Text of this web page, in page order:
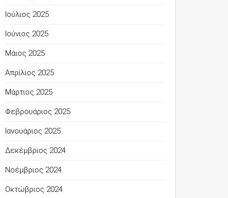
Ιούλιος 2025
Ιούνιος 2025
Μάιος 2025
Απρίλιος 2025
Μάρτιος 2025
Φεβρουάριος 2025
Ιανουάριος 2025
Δεκέμβριος 2024
Νοέμβριος 2024
Οκτώβριος 2024